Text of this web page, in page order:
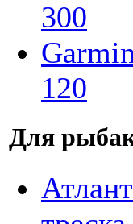
300
120
Для